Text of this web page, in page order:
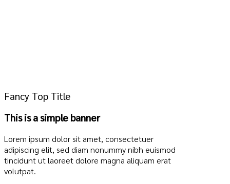
Fancy Top Title
This is a simple banner
Lorem ipsum dolor sit amet, consectetuer
adipiscing elit, sed diam nonummy nibh euismod
tincidunt ut laoreet dolore magna aliquam erat
volutpat.